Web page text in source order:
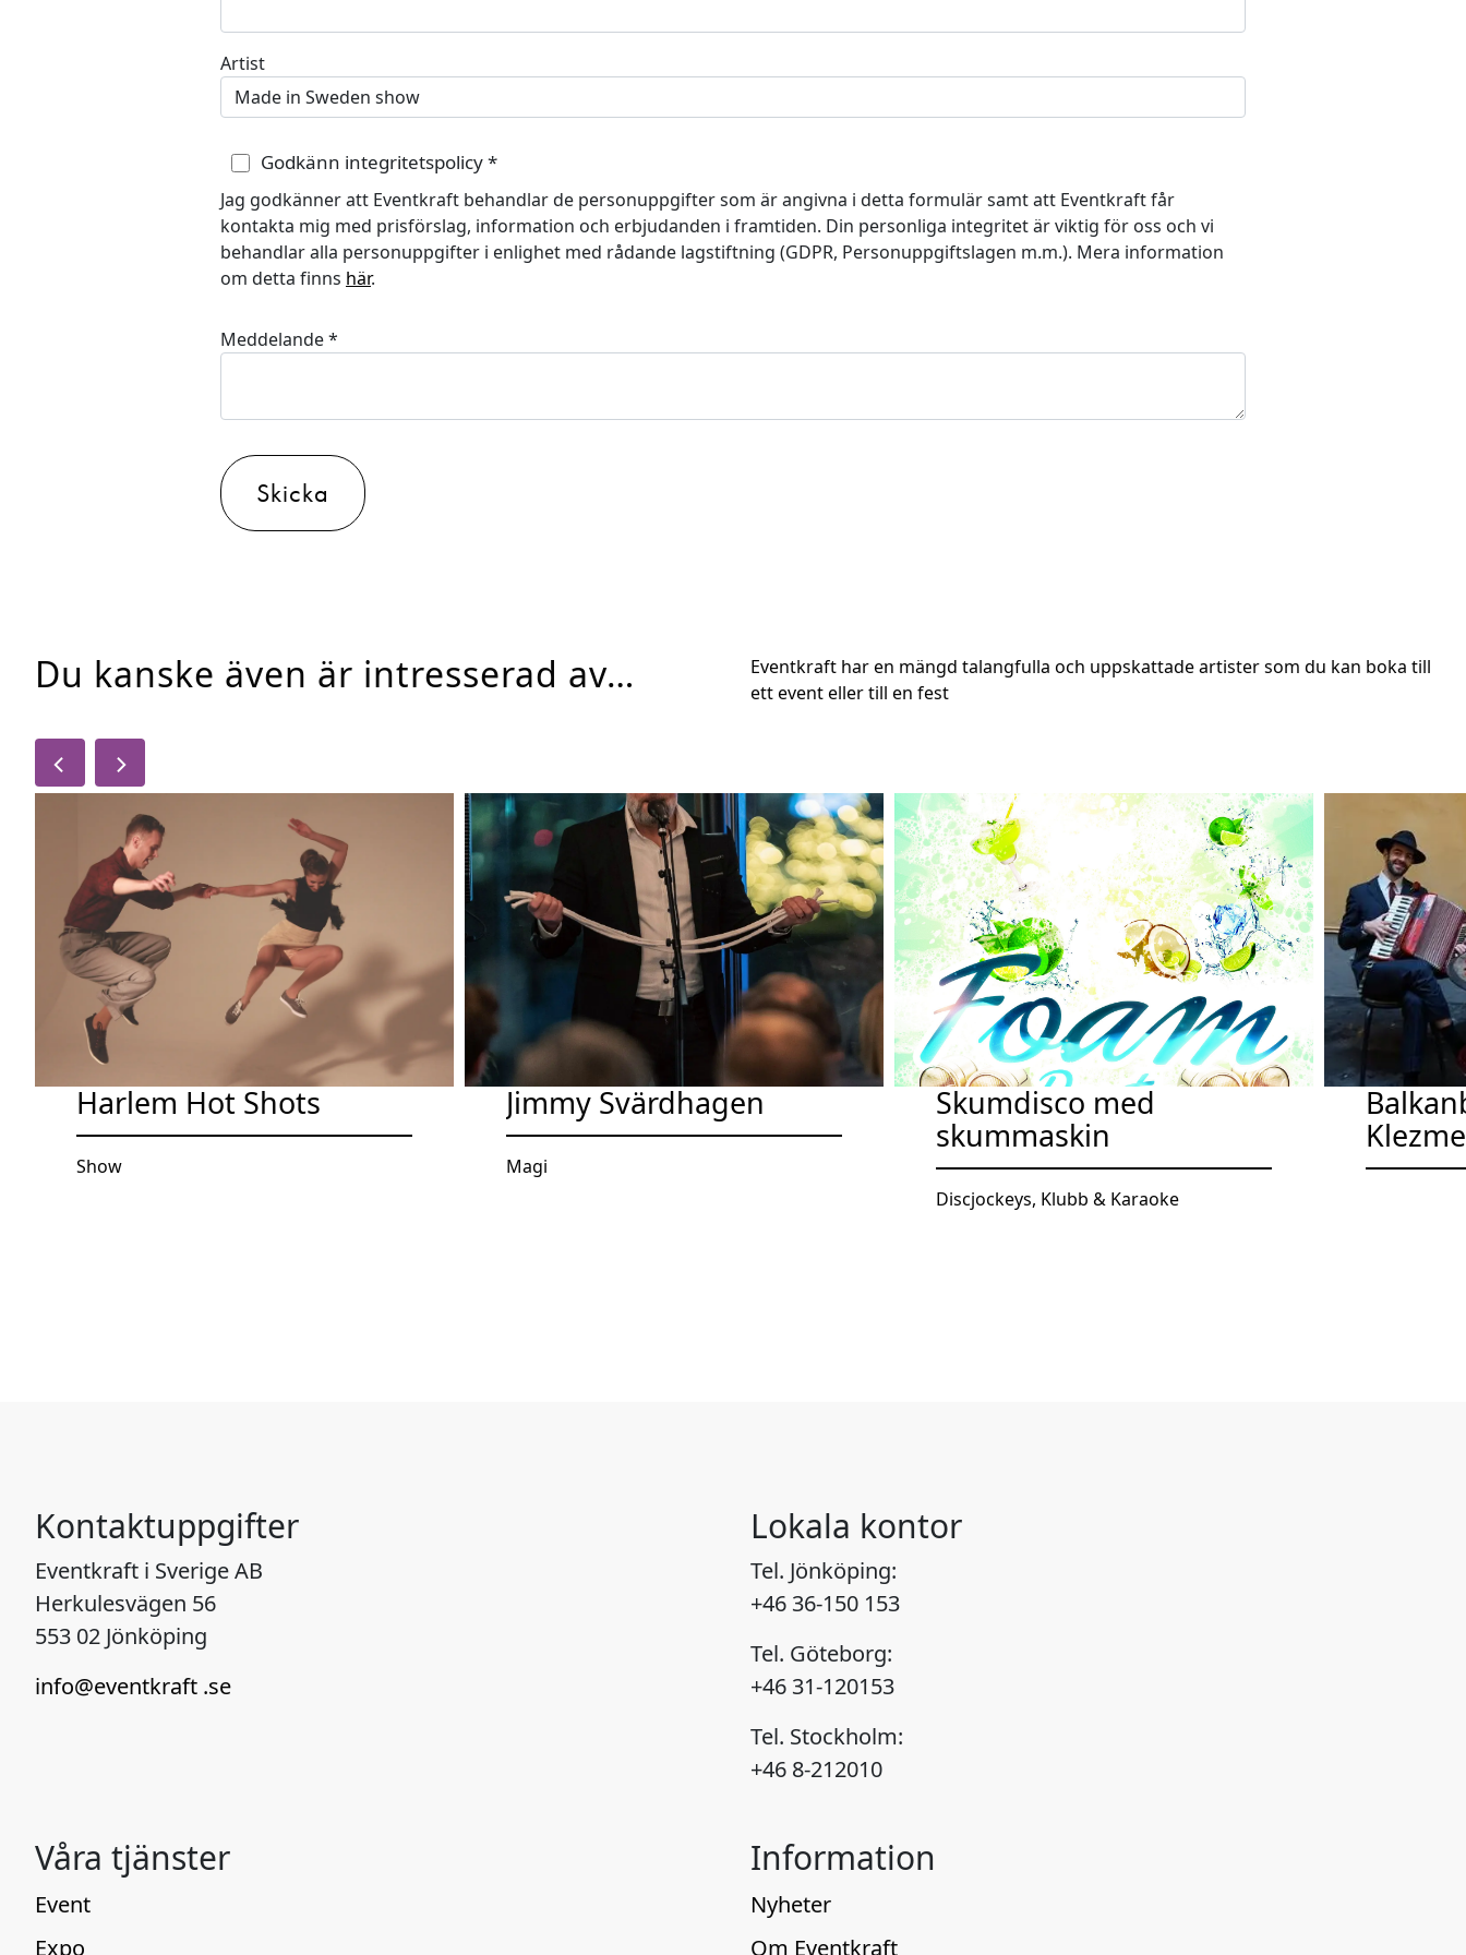
Artist
Godkänn integritetspolicy*
Jag godkänner att Eventkraft behandlar de personuppgifter som är angivna i detta formulär samt att Eventkraft får
kontakta mig med prisförslag, information och erbjudanden i framtiden. Din personliga integritet är viktig för oss och vi
behandlar alla personuppgifter i enlighet med rådande lagstiftning (GDPR, Personuppgiftslagen m.m.). Mera information
om detta finns här.
Meddelande*
Skicka
Du kanske även är intresserad av…
Eventkraft har en mängd talangfulla och uppskattade artister som du kan boka till
ett event eller till en fest
Harlem Hot Shots
Show
Jimmy Svärdhagen
Magi
Skumdisco med
skummaskin
Discjockeys, Klubb & Karaoke
Kontaktuppgifter
Eventkraft i Sverige AB
Herkulesvägen 56
553 02 Jönköping
info@eventkraft .se
Lokala kontor
Tel. Jönköping:
+46 36-150 153
Tel. Göteborg:
+46 31-120153
Tel. Stockholm:
+46 8-212010
Våra tjänster
Event
Expo
Information
Nyheter
Om Eventkraft